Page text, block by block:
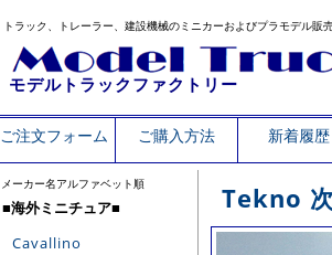
トラック、トレーラー、建設機械のミニカーおよびプラモデル販
モデルトラックファクトリー
ご注文フォーム ご購入方法 新着履歴
メーカー名アルファベット順
■海外ミニチュア■
Cavallino
Tekno